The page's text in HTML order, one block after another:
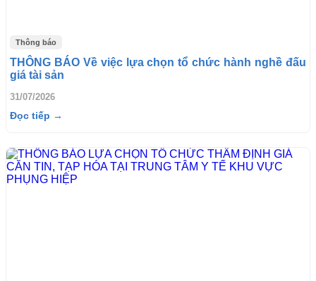
Thông báo
THÔNG BÁO Về việc lựa chọn tổ chức hành nghề đấu
giá tài sản
31/07/2026
Đọc tiếp →